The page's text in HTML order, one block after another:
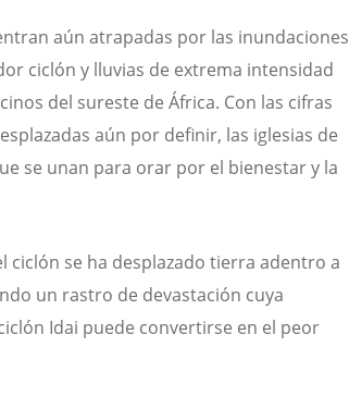
aún atrapadas por las inundaciones
ciclón y lluvias de extrema intensidad
del sureste de África. Con las cifras
aún por definir, las iglesias de
se unan para orar por el bienestar y la
ciclón se ha desplazado tierra adentro a
un rastro de devastación cuya
Idai puede convertirse en el peor